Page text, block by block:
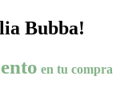
Bubba!
en tu compra